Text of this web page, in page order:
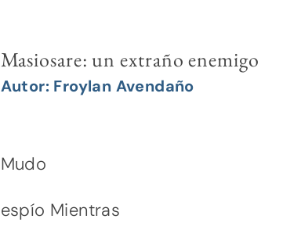
Masiosare: un extraño enemigo
Autor: Froylan Avendaño
Mudo
espío Mientras